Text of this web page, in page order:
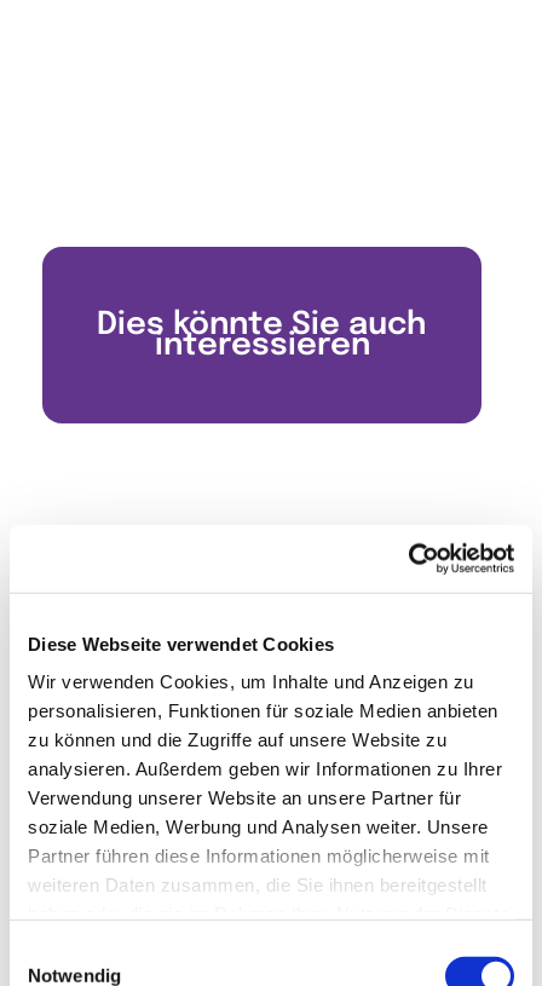
Diese Webseite verwendet Cookies
Wir verwenden Cookies, um Inhalte und Anzeigen zu
personalisieren, Funktionen für soziale Medien anbieten
zu können und die Zugriffe auf unsere Website zu
analysieren. Außerdem geben wir Informationen zu Ihrer
Verwendung unserer Website an unsere Partner für
soziale Medien, Werbung und Analysen weiter. Unsere
Partner führen diese Informationen möglicherweise mit
weiteren Daten zusammen, die Sie ihnen bereitgestellt
Notwendig
Dies könnte Sie auch
interessieren